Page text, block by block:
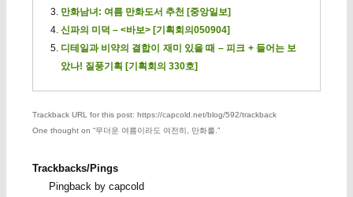
만화남녀: 여름 만화도서 추천 [중앙일보]
신파의 미덕 – <바보> [기획회의050904]
디테일과 비약의 결합이 재미 있을 때 – 피크 + 들어는 보
았나! 질풍기획 [기획회의 330호]
Trackback URL for this post: https://capcold.net/blog/592/trackback
One thought on “무더운 여름이라도 여전히, 만화를. ”
Trackbacks/Pings
Pingback by capcold